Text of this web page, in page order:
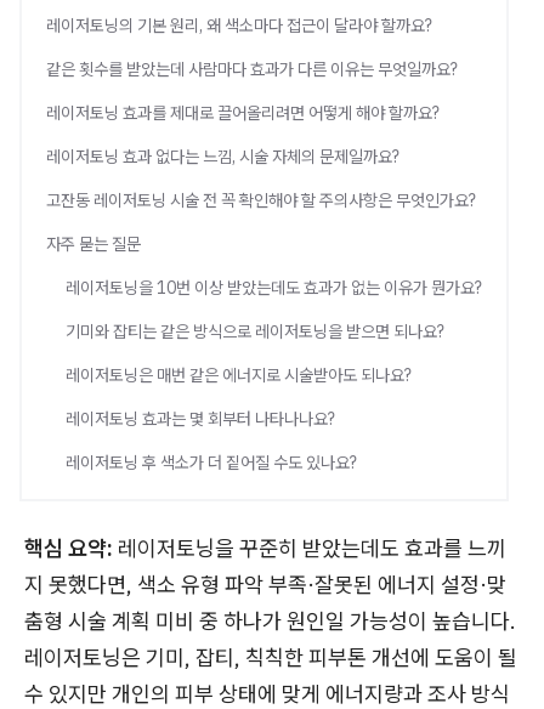
레이저토닝의 기본 원리, 왜 색소마다 접근이 달라야 할까요?
같은 횟수를 받았는데 사람마다 효과가 다른 이유는 무엇일까요?
레이저토닝 효과를 제대로 끌어올리려면 어떻게 해야 할까요?
레이저토닝 효과 없다는 느낌, 시술 자체의 문제일까요?
고잔동 레이저토닝 시술 전 꼭 확인해야 할 주의사항은 무엇인가요?
자주 묻는 질문
레이저토닝을 10번 이상 받았는데도 효과가 없는 이유가 뭔가요?
기미와 잡티는 같은 방식으로 레이저토닝을 받으면 되나요?
레이저토닝은 매번 같은 에너지로 시술받아도 되나요?
레이저토닝 효과는 몇 회부터 나타나나요?
레이저토닝 후 색소가 더 짙어질 수도 있나요?
핵심 요약: 레이저토닝을 꾸준히 받았는데도 효과를 느끼
지 못했다면, 색소 유형 파악 부족·잘못된 에너지 설정·맞
춤형 시술 계획 미비 중 하나가 원인일 가능성이 높습니다.
레이저토닝은 기미, 잡티, 칙칙한 피부톤 개선에 도움이 될
수 있지만 개인의 피부 상태에 맞게 에너지량과 조사 방식